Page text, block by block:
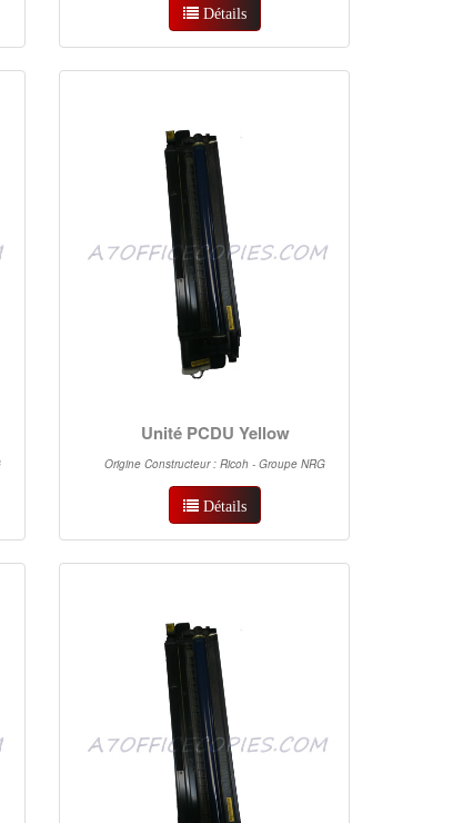
Détails
Unité PCDU Yellow
Origine Constructeur : Ricoh - Groupe NRG
Détails